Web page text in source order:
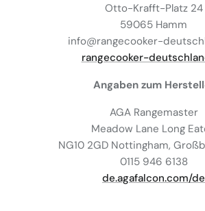
Otto-Krafft-Platz 24
59065 Hamm
info@rangecooker-
rangecooker-
Angaben zum
AGA Rangemaster
Meadow Lane Long
NG10 2GD Nottingham,
0115 946 6138
de.agafalcon.com/de